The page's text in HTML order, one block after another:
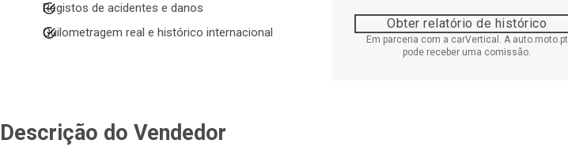
Registos de acidentes e danos
Quilometragem real e histórico internacional
Obter relatório de histórico
Em parceria com a carVertical. A auto.moto.pt
pode receber uma comissão.
Descrição do Vendedor